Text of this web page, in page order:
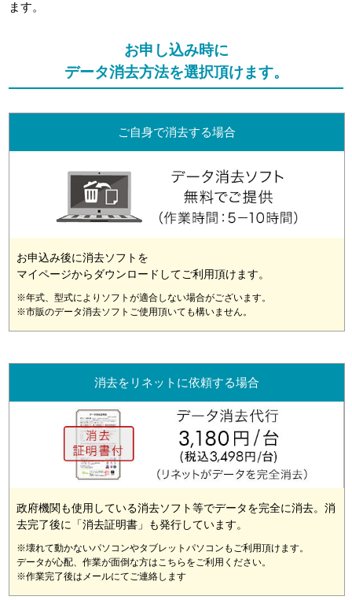
ます。
お申し込み時に
データ消去方法を選択頂けます。
ご自身で消去する場合
お申込み後に消去ソフトを
マイページからダウンロードしてご利用頂けます。
※年式、型式によりソフトが適合しない場合がございます。
※市販のデータ消去ソフトご使用頂いても構いません。
消去をリネットに依頼する場合
政府機関も使用している消去ソフト等でデータを完全に消去。消
去完了後に「消去証明書」も発行しています。
※壊れて動かないパソコンやタブレットパソコンもご利用頂けます。
データが心配、作業が面倒な方はこちらをご利用ください。
※作業完了後はメールにてご連絡します